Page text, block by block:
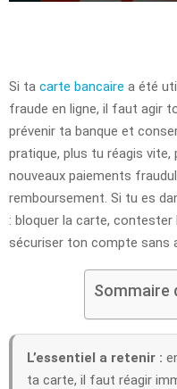
Si ta carte bancaire a été
fraude en ligne, il faut agir
prévenir ta banque et
pratique, plus tu réagis
nouveaux paiements
remboursement. Si tu es
: bloquer la carte,
sécuriser ton compte sans
Sommaire
L’essentiel a retenir :
ta carte, il faut réagir